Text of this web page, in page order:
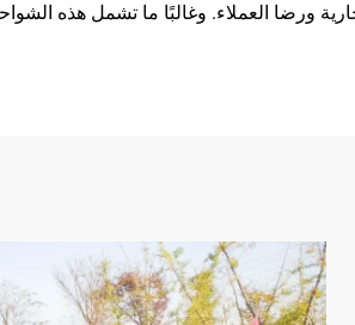
ورضا العملاء. وغالبًا ما تشمل هذه